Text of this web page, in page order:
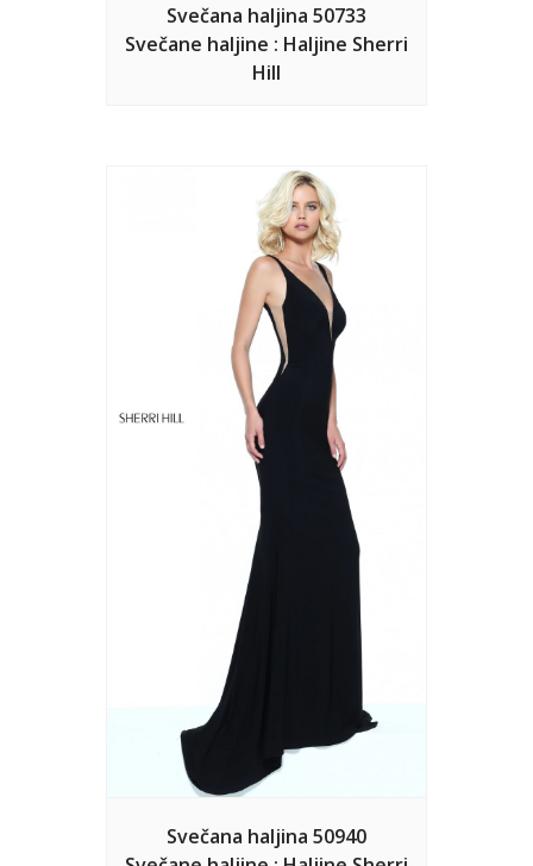
Svečana haljina 50733
Svečane haljine : Haljine Sherri
Hill
Svečana haljina 50940